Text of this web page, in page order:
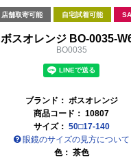
店舗取寄可能 自宅試着可能
ボスオレンジ BO-0035-
BO0035
ブランド： ボスオレンジ
商品コード： 10807
サイズ： 50□17-140
眼鏡のサイズの見方について
色： 茶色